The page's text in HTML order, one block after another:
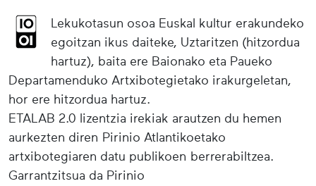
Lekukotasun osoa Euskal kultur erakundeko
egoitzan ikus daiteke, Uztaritzen (hitzordua
hartuz), baita ere Baionako eta Paueko
Departamenduko Artxibotegietako irakurgeletan,
hor ere hitzordua hartuz.
ETALAB 2.0 lizentzia irekiak arautzen du hemen
aurkezten diren Pirinio Atlantikoetako
artxibotegiaren datu publikoen berrerabiltzea.
Garrantzitsua da Pirinio